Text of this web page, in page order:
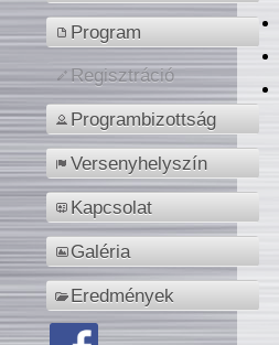
Program
Regisztráció
Programbizottság
Versenyhelyszín
Kapcsolat
Galéria
Eredmények